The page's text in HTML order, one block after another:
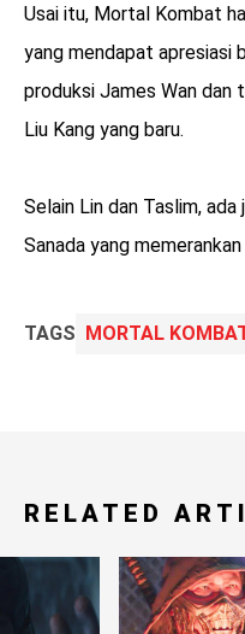
Usai itu, Mortal Kombat
yang mendapat apresiasi
produksi James Wan dan
Liu Kang yang baru.
Selain Lin dan Taslim,
Sanada yang
TAGS MORTAL
RELATED